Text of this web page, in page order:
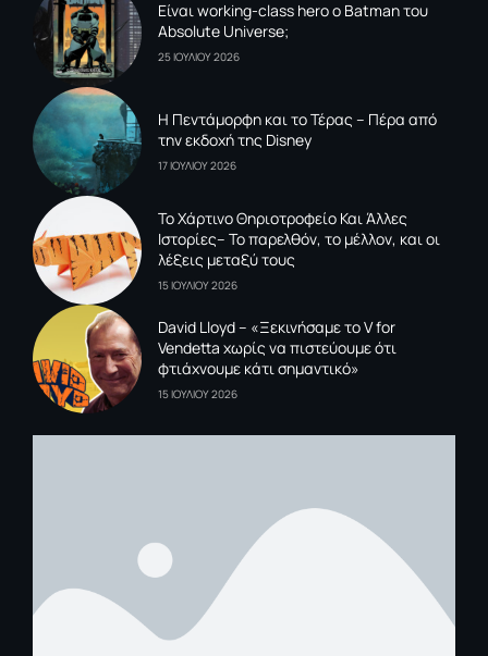
Είναι working-class hero ο Batman του
Absolute Universe;
25 ΙΟΥΛΙΟΥ 2026
Η Πεντάμορφη και το Τέρας – Πέρα από
την εκδοχή της Disney
17 ΙΟΥΛΙΟΥ 2026
To Xάρτινο Θηριοτροφείο Και Άλλες
Ιστορίες– Το παρελθόν, το μέλλον, και οι
λέξεις μεταξύ τους
15 ΙΟΥΛΙΟΥ 2026
David Lloyd – «Ξεκινήσαμε το V for
Vendetta χωρίς να πιστεύουμε ότι
φτιάχνουμε κάτι σημαντικό»
15 ΙΟΥΛΙΟΥ 2026